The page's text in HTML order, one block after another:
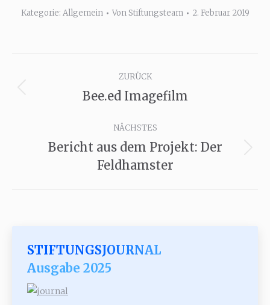
Kategorie: Allgemein Von Stiftungsteam 2. Februar 2019
Kommentarnavigation
ZURÜCK
Vorheriger
Bee.ed Imagefilm
NÄCHSTES
Nächster
Beitrag:
Bericht aus dem Projekt: Der
Feldhamster
STIFTUNGSJOURNAL
Ausgabe 2025